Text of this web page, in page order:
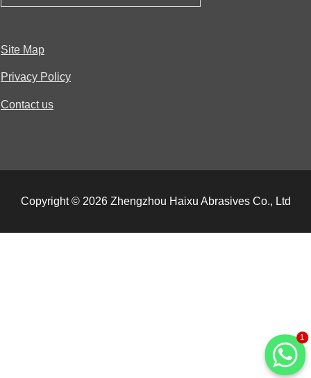
Site Map
Privacy Policy
Contact us
Copyright © 2026 Zhengzhou Haixu Abrasives Co., Ltd
1